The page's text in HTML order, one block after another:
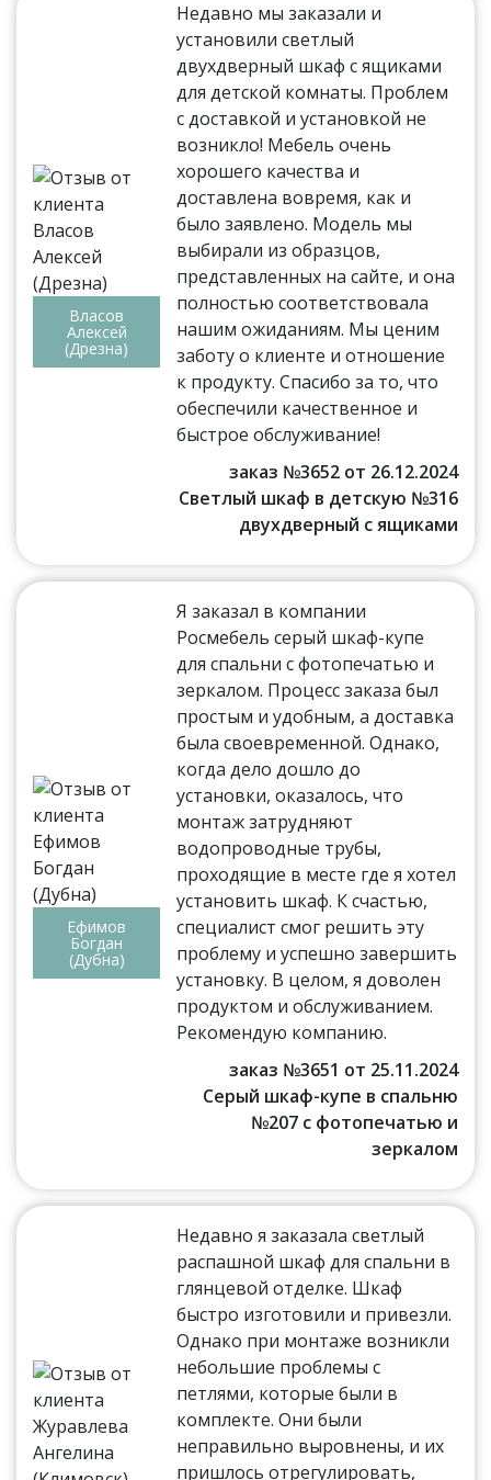
Власов
Алексей
(Дрезна)
Недавно мы заказали и
установили светлый
двухдверный шкаф с ящиками
для детской комнаты. Проблем
с доставкой и установкой не
возникло! Мебель очень
хорошего качества и
доставлена вовремя, как и
было заявлено. Модель мы
выбирали из образцов,
представленных на сайте, и она
полностью соответствовала
нашим ожиданиям. Мы ценим
заботу о клиенте и отношение
к продукту. Спасибо за то, что
обеспечили качественное и
быстрое обслуживание!
заказ №3652 от 26.12.2024
Светлый шкаф в детскую №316
двухдверный с ящиками
Ефимов
Богдан
(Дубна)
Я заказал в компании
Росмебель серый шкаф-купе
для спальни с фотопечатью и
зеркалом. Процесс заказа был
простым и удобным, а доставка
была своевременной. Однако,
когда дело дошло до
установки, оказалось, что
монтаж затрудняют
водопроводные трубы,
проходящие в месте где я хотел
установить шкаф. К счастью,
специалист смог решить эту
проблему и успешно завершить
установку. В целом, я доволен
продуктом и обслуживанием.
Рекомендую компанию.
заказ №3651 от 25.11.2024
Серый шкаф-купе в спальню
№207 с фотопечатью и
зеркалом
Недавно я заказала светлый
распашной шкаф для спальни в
глянцевой отделке. Шкаф
быстро изготовили и привезли.
Однако при монтаже возникли
небольшие проблемы с
петлями, которые были в
комплекте. Они были
неправильно выровнены, и их
пришлось отрегулировать,